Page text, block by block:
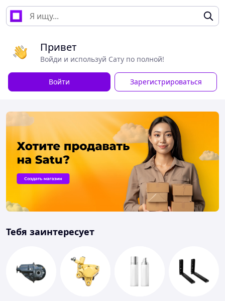
Привет
Войди и используй Сату по полной!
Войти Зарегистрироваться
Тебя заинтересует